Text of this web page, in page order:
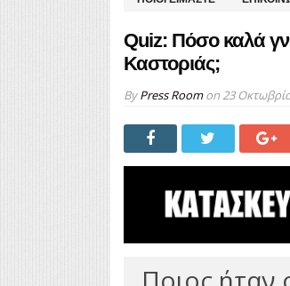
Quiz: Πόσο καλά
Καστοριάς;
ByPress Roomon 23